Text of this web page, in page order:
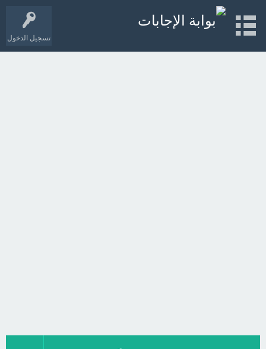
تسجيل الدخول